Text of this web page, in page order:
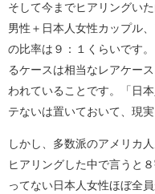
そして今までヒアリングい
男性＋日本人女性カップル
の比率は９：１くらいです
るケースは相当なレアケー
われていることです。「日
テないは置いておいて、現
しかし、多数派のアメリカ
ヒアリングした中で言うと
ってない日本人女性ほぼ全